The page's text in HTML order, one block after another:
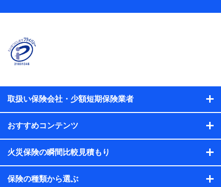
株式会社NTTドコモ
当社又は株式会社NTTドコモが提供する保険関連サービスに
おけるユーザ登録受付および管理のため
当社又は株式会社NTTドコモと取引のあるもしくは委託を受
れらに付帯、関連する当社、株式会社NTTドコモおよび提携
会社のサービスを案内、提供するため
析して、お客さまの趣味・嗜好・傾向に応じたサービス・商
各種セミナーの開催のため
コンサルティングサービスの実施のため
アンケートやキャンペーン等の実施のため
上記に係る案内・手続き・管理等付帯業務を行うため
取扱い保険会社・少額短期保険業者
おすすめコンテンツ
火災保険の瞬間比較見積もり
保険の種類から選ぶ